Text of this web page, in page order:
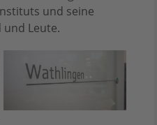
und seine
Leute.